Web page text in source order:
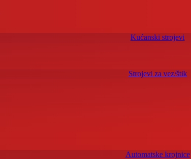
Kućanski strojevi
Strojevi za vez/štik
Automatske krojnice